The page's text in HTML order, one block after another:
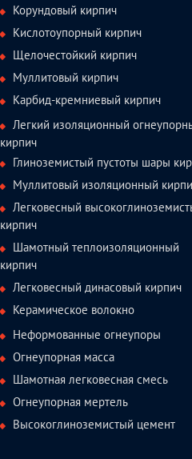
Корундовый кирпич
Кислотоупорный кирпич
Щелочестойкий кирпич
Муллитовый кирпич
Карбид-кремниевый кирпич
Легкий изоляционный
кирпич
Глиноземистый пустоты шары
Муллитовый изоляционный
Легковесный
кирпич
Шамотный теплоизоляционный
кирпич
Легковесный динасовый кирпич
Керамическое волокно
Неформованные огнеупоры
Огнеупорная масса
Шамотная легковесная смесь
Огнеупорная мертель
Высокоглиноземистый цемент